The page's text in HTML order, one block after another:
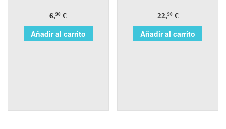
6,90 €
Añadir al carrito
22,90€
Añadir al carrito